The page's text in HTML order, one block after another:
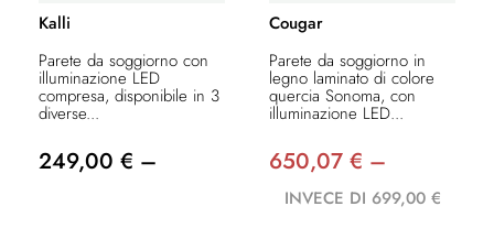
Kalli
Parete da soggiorno con
illuminazione LED
compresa, disponibile in 3
diverse...
249,00 € –
Cougar
Parete da soggiorno in
legno laminato di colore
quercia Sonoma, con
illuminazione LED...
650,07 € –
INVECE DI 699,00 €